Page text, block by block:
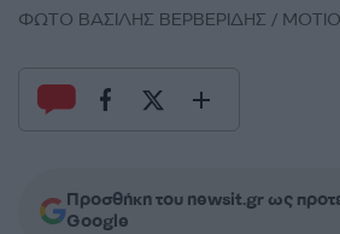
ΦΩΤΟ ΒΑΣΙΛΗΣ ΒΕΡΒΕΡΙΔΗΣ /
Προσθήκη του newsit.gr ως
Google